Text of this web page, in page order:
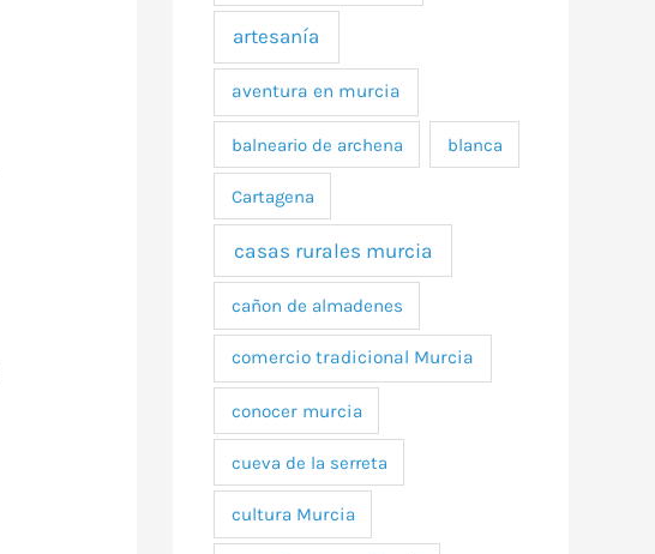
artesanía
aventura en murcia
balneario de archena blanca
Cartagena
casas rurales murcia
cañon de almadenes
comercio tradicional Murcia
conocer murcia
cueva de la serreta
cultura Murcia